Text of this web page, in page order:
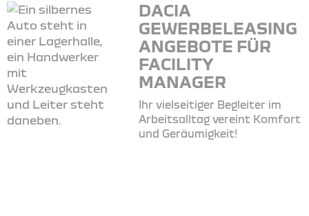
DACIA
GEWERBELEASING
ANGEBOTE FÜR
FACILITY
MANAGER
Ihr vielseitiger Begleiter im
Arbeitsalltag vereint Komfort
und Geräumigkeit!